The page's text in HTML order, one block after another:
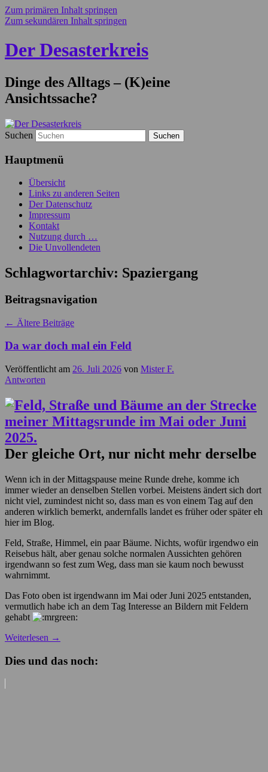
Zum primären Inhalt springen
Zum sekundären Inhalt springen
Der Desasterkreis
Dinge des Alltags – (K)eine
Ansichtssache?
Suchen
Hauptmenü
Übersicht
Links zu anderen Seiten
Der Datenschutz
Impressum
Kontakt
Nutzung durch …
Die Unvollendeten
Schlagwortarchiv: Spaziergang
Beitragsnavigation
← Ältere Beiträge
Da war doch mal ein Feld
Veröffentlicht am 26. Juli 2026 von Mister F.
Antworten
Der gleiche Ort, nur nicht mehr derselbe
Wenn ich in der Mittagspause meine Runde drehe, komme ich
immer wieder an denselben Stellen vorbei. Meistens ändert sich dort
nicht viel, zumindest nicht so, dass man es von einem Tag auf den
anderen wirklich bemerkt, andernfalls landet es früher oder später eh
hier im Blog.
Feld, Straße, Himmel, ein paar Bäume. Nichts, wofür irgendwo ein
Reisebus hält, aber genau solche normalen Aussichten gehören
irgendwann so fest zum Weg, dass man sie kaum noch bewusst
wahrnimmt.
Das Foto oben ist irgendwann im Mai oder Juni 2025 entstanden,
vermutlich habe ich an dem Tag Interesse an Bildern mit Feldern
gehabt
Weiterlesen →
Dies und das noch: